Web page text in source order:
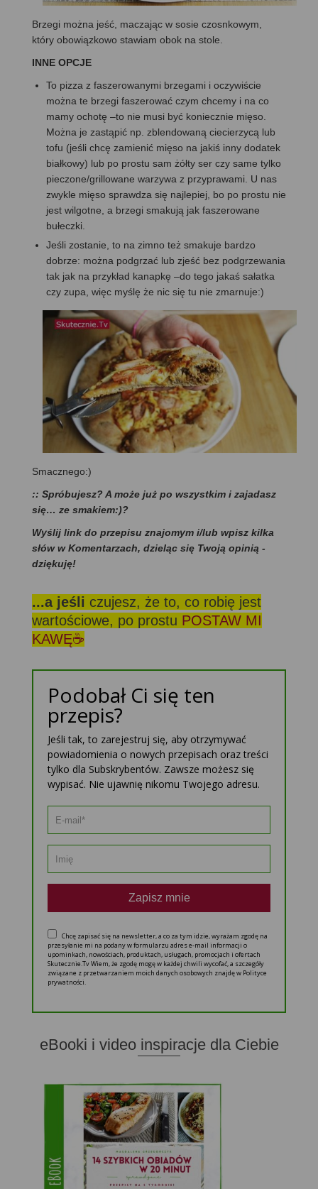
Brzegi można jeść, maczając w sosie czosnkowym,
który obowiązkowo stawiam obok na stole.
INNE OPCJE
To pizza z faszerowanymi brzegami i oczywiście
można te brzegi faszerować czym chcemy i na co
mamy ochotę –to nie musi być koniecznie mięso.
Można je zastąpić np. zblendowaną ciecierzycą lub
tofu (jeśli chcę zamienić mięso na jakiś inny dodatek
białkowy) lub po prostu sam żółty ser czy same tylko
pieczone/grillowane warzywa z przyprawami. U nas
zwykle mięso sprawdza się najlepiej, bo po prostu nie
jest wilgotne, a brzegi smakują jak faszerowane
bułeczki.
Jeśli zostanie, to na zimno też smakuje bardzo
dobrze: można podgrzać lub zjeść bez podgrzewania
tak jak na przykład kanapkę –do tego jakaś sałatka
czy zupa, więc myślę że nic się tu nie zmarnuje:)
Smacznego:)
:: Spróbujesz? A może już po wszystkim i zajadasz
się… ze smakiem:)?
Wyślij link do przepisu znajomym i/lub wpisz kilka
słów w Komentarzach, dzieląc się Twoją opinią -
dziękuję!
...a jeśli czujesz, że to, co robię jest
wartościowe, po prostu POSTAW MI
KAWĘ☕
Podobał Ci się ten
przepis?
Jeśli tak, to zarejestruj się, aby otrzymywać
powiadomienia o nowych przepisach oraz treści
tylko dla Subskrybentów. Zawsze możesz się
wypisać. Nie ujawnię nikomu Twojego adresu.
Zapisz mnie
Chcę zapisać się na newsletter, a co za tym idzie, wyrażam zgodę na
przesyłanie mi na podany w formularzu adres e-mail informacji o
upominkach, nowościach, produktach, usługach, promocjach i ofertach
Skutecznie.Tv Wiem, że zgodę mogę w każdej chwili wycofać, a szczegóły
związane z przetwarzaniem moich danych osobowych znajdę w Polityce
prywatności.
eBooki i video inspiracje dla Ciebie